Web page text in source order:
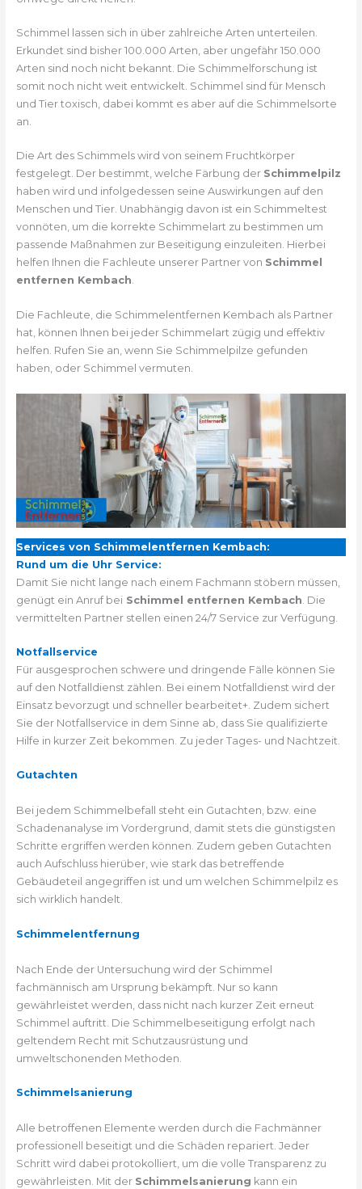
Schimmel lassen sich in über zahlreiche Arten unterteilen.
Erkundet sind bisher 100.000 Arten, aber ungefähr 150.000
Arten sind noch nicht bekannt. Die Schimmelforschung ist
somit noch nicht weit entwickelt. Schimmel sind für Mensch
und Tier toxisch, dabei kommt es aber auf die Schimmelsorte
an.
Die Art des Schimmels wird von seinem Fruchtkörper
festgelegt. Der bestimmt, welche Färbung der Schimmelpilz
haben wird und infolgedessen seine Auswirkungen auf den
Menschen und Tier. Unabhängig davon ist ein Schimmeltest
vonnöten, um die korrekte Schimmelart zu bestimmen um
passende Maßnahmen zur Beseitigung einzuleiten. Hierbei
helfen Ihnen die Fachleute unserer Partner von Schimmel
entfernen Kembach.
Die Fachleute, die Schimmelentfernen Kembach als Partner
hat, können Ihnen bei jeder Schimmelart zügig und effektiv
helfen. Rufen Sie an, wenn Sie Schimmelpilze gefunden
haben, oder Schimmel vermuten.
Services von Schimmelentfernen Kembach:
Rund um die Uhr Service:
Damit Sie nicht lange nach einem Fachmann stöbern müssen,
genügt ein Anruf bei Schimmel entfernen Kembach . Die
vermittelten Partner stellen einen 24/7 Service zur Verfügung.
Notfallservice
Für ausgesprochen schwere und dringende Fälle können Sie
auf den Notfalldienst zählen. Bei einem Notfalldienst wird der
Einsatz bevorzugt und schneller bearbeitet+. Zudem sichert
Sie der Notfallservice in dem Sinne ab, dass Sie qualifizierte
Hilfe in kurzer Zeit bekommen. Zu jeder Tages- und Nachtzeit.
Gutachten
Bei jedem Schimmelbefall steht ein Gutachten, bzw. eine
Schadenanalyse im Vordergrund, damit stets die günstigsten
Schritte ergriffen werden können. Zudem geben Gutachten
auch Aufschluss hierüber, wie stark das betreffende
Gebäudeteil angegriffen ist und um welchen Schimmelpilz es
sich wirklich handelt.
Schimmelentfernung
Nach Ende der Untersuchung wird der Schimmel
fachmännisch am Ursprung bekämpft. Nur so kann
gewährleistet werden, dass nicht nach kurzer Zeit erneut
Schimmel auftritt. Die Schimmelbeseitigung erfolgt nach
geltendem Recht mit Schutzausrüstung und
umweltschonenden Methoden.
Schimmelsanierung
Alle betroffenen Elemente werden durch die Fachmänner
professionell beseitigt und die Schäden repariert. Jeder
Schritt wird dabei protokolliert, um die volle Transparenz zu
gewährleisten. Mit der Schimmelsanierung kann ein